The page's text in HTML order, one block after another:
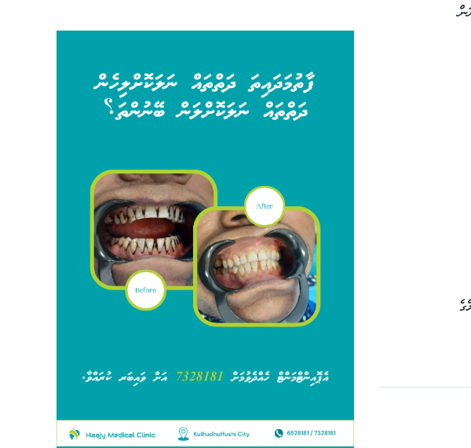
މީހުން ނަން